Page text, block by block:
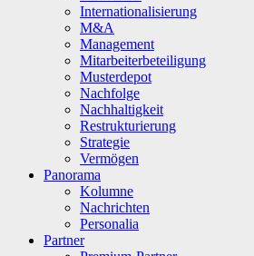
Internationalisierung
M&A
Management
Mitarbeiterbeteiligung
Musterdepot
Nachfolge
Nachhaltigkeit
Restrukturierung
Strategie
Vermögen
Panorama
Kolumne
Nachrichten
Personalia
Partner